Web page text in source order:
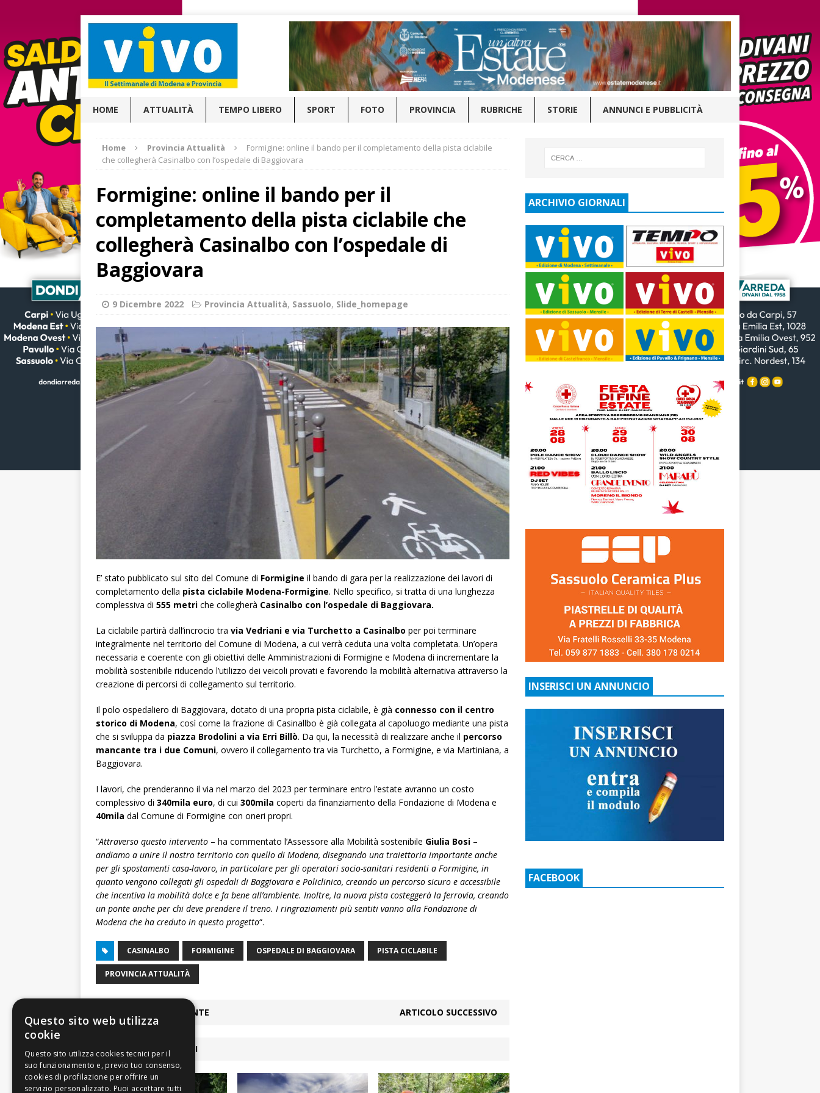
HOME ATTUALITÀ TEMPO LIBERO SPORT FOTO PROVINCIA RUBRICHE STORIE ANNUNCI E PUBBLICITÀ
Home Provincia Attualità
Formigine: online il bando per il completamento della pista ciclabile
che collegherà Casinalbo con l’ospedale di Baggiovara
Formigine: online il bando per il
completamento della pista ciclabile che
collegherà Casinalbo con l’ospedale di
Baggiovara
9 Dicembre 2022 Provincia Attualità, Sassuolo, Slide_homepage
E’ stato pubblicato sul sito del Comune di Formigine il bando di gara per la realizzazione dei lavori di
completamento della pista ciclabile Modena-Formigine. Nello specifico, si tratta di una lunghezza
complessiva di 555 metri che collegherà Casinalbo con l’ospedale di Baggiovara.
La ciclabile partirà dall’incrocio tra via Vedriani e via Turchetto a Casinalbo per poi terminare
integralmente nel territorio del Comune di Modena, a cui verrà ceduta una volta completata. Un’opera
necessaria e coerente con gli obiettivi delle Amministrazioni di Formigine e Modena di incrementare la
mobilità sostenibile riducendo l’utilizzo dei veicoli provati e favorendo la mobilità alternativa attraverso la
creazione di percorsi di collegamento sul territorio.
Il polo ospedaliero di Baggiovara, dotato di una propria pista ciclabile, è già connesso con il centro
storico di Modena, così come la frazione di Casinallbo è già collegata al capoluogo mediante una pista
che si sviluppa da piazza Brodolini a via Erri Billò. Da qui, la necessità di realizzare anche il percorso
mancante tra i due Comuni, ovvero il collegamento tra via Turchetto, a Formigine, e via Martiniana, a
Baggiovara.
I lavori, che prenderanno il via nel marzo del 2023 per terminare entro l’estate avranno un costo
complessivo di 340mila euro, di cui 300mila coperti da finanziamento della Fondazione di Modena e
40mila dal Comune di Formigine con oneri propri.
“Attraverso questo intervento – ha commentato l’Assessore alla Mobilità sostenibile Giulia Bosi –
andiamo a unire il nostro territorio con quello di Modena, disegnando una traiettoria importante anche
per gli spostamenti casa-lavoro, in particolare per gli operatori socio-sanitari residenti a Formigine, in
quanto vengono collegati gli ospedali di Baggiovara e Policlinico, creando un percorso sicuro e accessibile
che incentiva la mobilità dolce e fa bene all’ambiente. Inoltre, la nuova pista costeggerà la ferrovia, creando
un ponte anche per chi deve prendere il treno. I ringraziamenti più sentiti vanno alla Fondazione di
Modena che ha creduto in questo progetto“.
CASINALBO FORMIGINE OSPEDALE DI BAGGIOVARA PISTA CICLABILE
PROVINCIA ATTUALITÀ
ARTICOLO PRECEDENTE ARTICOLO SUCCESSIVO
ARTICOLI COLLEGATI
ARCHIVIO GIORNALI
INSERISCI UN ANNUNCIO
FACEBOOK
Questo sito web utilizza
cookie